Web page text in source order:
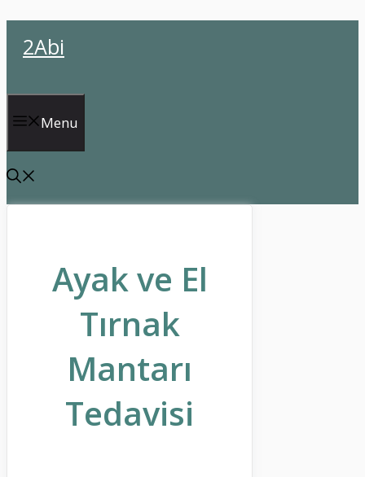
atla2Abi
Menu
Ayak ve El
Tırnak
Mantarı
Tedavisi